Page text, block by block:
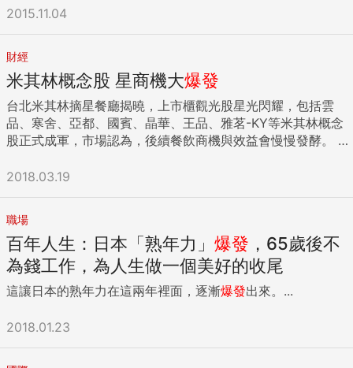
生其他風險。本基金B類型受益權單位將每月進行收益分配評
估，決定應分配之收益金額，且分配金額若未達新台幣300
元，除銀行特定金錢信託外，將轉入再投資。基金配息率不代
表基金報酬率，且過去配息率不代表未來配息率，配息時應注
意基金淨值之變動；基金淨值可能因市場因素而上下波動。由
於高收益債券之信用評等未達投資等級或未經信用評等，且對
利率變動的敏感度甚高，故本基金可能會因利率上升、市場流
動性下降，或債券發行機構違約不支付本金、利息或破產而蒙
資以高收益債券為訴求之基金不宜占其投資組合過高之比重。
現階段法令限制投資於中國大陸證券市場僅限掛牌上市之有價
證券境外基金總金額不得超過基金淨資產價值10%，基金投資
地區包含中國大陸及香港，可能因產業循環或非經濟因素導致
價格劇烈波動，以及市場機制不如已開發市場健全，產生流動
性不足風險，而使資產價值承受不同程度之影響，投資前請詳
閱基金公開說明書有關投資風險之說明。新興市場證券之波動
性與風險程度可能較高，且其政治與經濟情勢穩定度通常低於
動，而使資產價值受不同程度影響。本基金可投資於轉換公司
債，由於轉換公司債同時兼具債券與股票之特性，因此除利率
縮時期推高了總需求。但這也導致了在重工業，房地產以及城
市基礎設施建設方面的大量浪費，為中國留下了壞帳的挑戰。
在許多領域，市場紀律的強化確實在應對失衡狀況的結構性原
因方面發揮了重要作用。壓低價格的農村土地鼓勵了過度浪費
的建設投資。中央政府和國有企業之間正常所有權關係的缺
失，令後者可以只支付最低限度的紅利並且過度投資。銀行存
款利率的上限，導致家庭儲蓄者實際上是巨額補貼了企業貸款
者。國企也比私企更容易從國有銀行得到貸款。 但日本在
衡穩定的想法是錯誤的。正如喬·斯蒂維爾（Joe Studwell）在
是依靠有意將信貸導入工業發展而非房地產或消費實現成功
的。 當日本在1980年代放鬆對銀行系統的管制之後，接著就
是一場巨大的房地產泡沫以及隨後的經濟破滅，結果就是持續
20年的低速增長和通縮。中國的人均收入在1990年僅相當於
日本的14，如果中國在實現發達國家生活水平出現了類似的挫
點，就是房地產和城市基礎設施建設——高樓住宅、大型交通
樞紐、會議中心，體育館和博物館，都比在同一經濟發展階段
的日本和韓國要扮演更重要的角色。 這反映出兩大中國特色因
Arakawa 與Gins 攜手打造的Reversible Destiny Loft 位於東
Destiny Loft 的出現，其實部分原因也是如此，希望能讓大家
一眼看見，除了雙眼為之一亮，還可以帶來興奮感，色彩的豐
富除了可以帶給人們喜悅的感覺，也有助於提振精神。 目前共
有9戶的Reversible Destiny Loft不僅色彩繽紛，外觀的打造
也相當的充滿童趣，以遊樂設施的方式去規劃外觀，內裡自然
也不會輸，幾乎只要能看見的每一個角落都有鮮豔的色彩，而
覺上的高低落差或是通道的規劃，都看起來像是在玩具屋裡面
一樣，而這個玩具屋卻真的可以住人呢！（編按：在Airbnb上
每晚約台幣3578元） Reversible Destiny Loft 在社區中看來
特別顯眼，讓人很難忽略，而目前這樣的設計已經吸引了不少
租客，為數不多的空間還有提供特別的住宿可以體驗，誰說日
本就是一貫的簡約沉靜？Reversible Destiny Loft就是要讓你
來到這裡，感受不一樣的日本！ ※ 精彩全文，請詳見《La
2015.11.04
財經
米其林概念股 星商機大爆發
台北米其林摘星餐廳揭曉，上市櫃觀光股星光閃耀，包括雲
品、寒舍、亞都、國賓、晶華、王品、雅茗-KY等米其林概念
股正式成軍，市場認為，後續餐飲商機與效益會慢慢發酵。 米
餐廳摘星。其中雲品所屬雲朗觀光集團的頤宮拿下米其林三
五星級餐飲市場上的地位，頤宮摘星後，預期將對雲品有正面
效益。 雲朗集團表示，頤宮在摘星後訂位電話即被打爆、應接
不暇，甚至已接獲小年夜的訂單。米其林最高光環果然不容小
覷。 另外，寒舍旗下的喜來登請客樓拿下二星，也將對寒舍營
收有直接助益。喜來登表示，請客樓在摘星後本月訂位幾乎全
拿下一星，餐飲業績同樣可望受到帶動。 除了摘星餐廳外，國
賓的A CUT、川菜廳、粵菜廳、晶華旗下的Robins 與晶華軒
2018.03.19
職場
百年人生：日本「熟年力」 爆發 ，65歲後不
為錢工作，為人生做一個美好的收尾
這讓日本的熟年力在這兩年裡面，逐漸爆發出來。...
2018.01.23